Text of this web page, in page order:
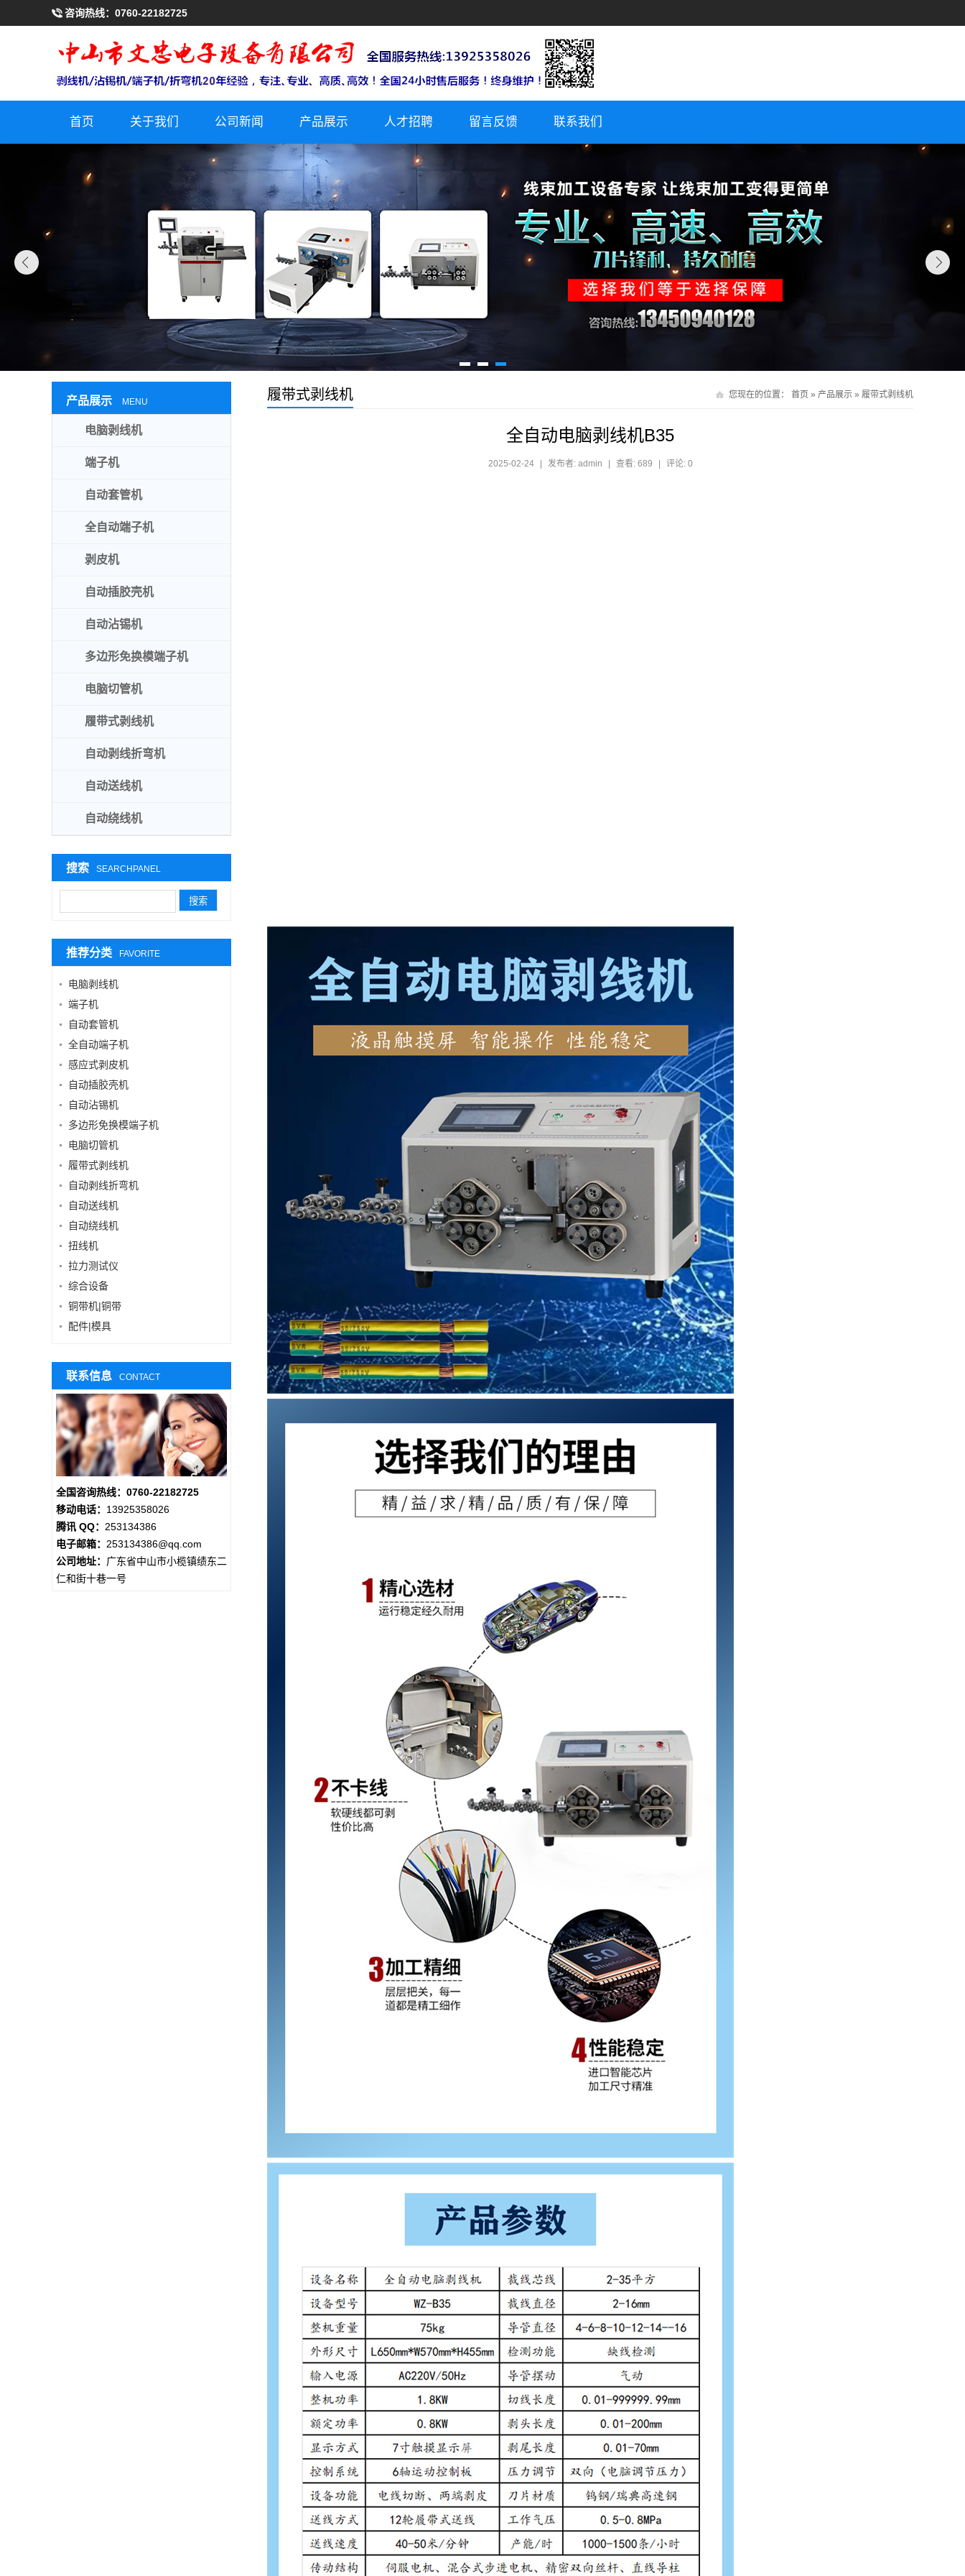
咨询热线： 0760-22182725
首页 关于我们 公司新闻 产品展示 人才招聘 留言反馈 联系我们
您现在的位置： 首页 » 产品展示 » 履带式剥线机
履带式剥线机
全自动电脑剥线机B35
2025-02-24 | 发布者: admin | 查看: 689 | 评论: 0
产品展示 MENU
电脑剥线机
端子机
自动套管机
全自动端子机
剥皮机
自动插胶壳机
自动沾锡机
多边形免换模端子机
电脑切管机
履带式剥线机
自动剥线折弯机
自动送线机
自动绕线机
搜索 SEARCHPANEL
推荐分类 FAVORITE
电脑剥线机
端子机
自动套管机
全自动端子机
感应式剥皮机
自动插胶壳机
自动沾锡机
多边形免换模端子机
电脑切管机
履带式剥线机
自动剥线折弯机
自动送线机
自动绕线机
扭线机
拉力测试仪
综合设备
铜带机|铜带
配件|模具
联系信息 CONTACT
全国咨询热线：0760-22182725
移动电话： 13925358026
腾讯 QQ： 253134386
电子邮箱： 253134386@qq.com
公司地址： 广东省中山市小榄镇绩东二
仁和街十巷一号